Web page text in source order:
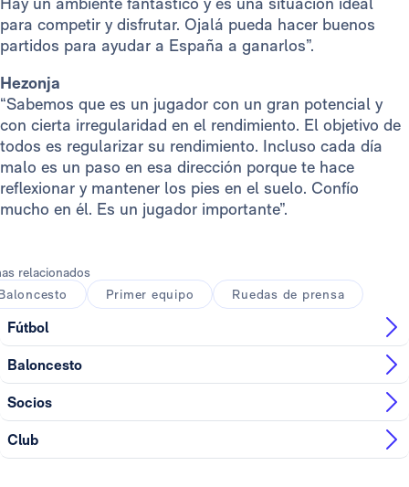
para competir y disfrutar. Ojalá pueda hacer buenos
partidos para ayudar a España a ganarlos”.
Hezonja
“Sabemos que es un jugador con un gran potencial y
con cierta irregularidad en el rendimiento. El objetivo de
todos es regularizar su rendimiento. Incluso cada día
malo es un paso en esa dirección porque te hace
reflexionar y mantener los pies en el suelo. Confío
mucho en él. Es un jugador importante”.
relacionados
Primer equipo Ruedas de prensa
Fútbol
Baloncesto
Socios
Club